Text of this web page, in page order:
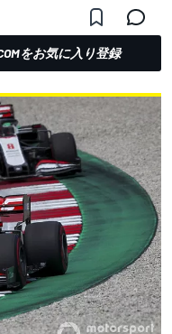
をお気に入り登録